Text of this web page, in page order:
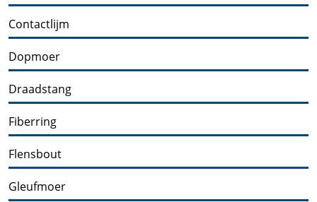
Contactlijm
Dopmoer
Draadstang
Fiberring
Flensbout
Gleufmoer